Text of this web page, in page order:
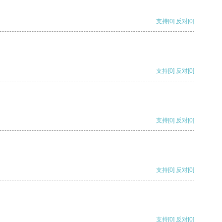
支持[0] 反对[0]
支持[0] 反对[0]
支持[0] 反对[0]
支持[0] 反对[0]
支持[0] 反对[0]